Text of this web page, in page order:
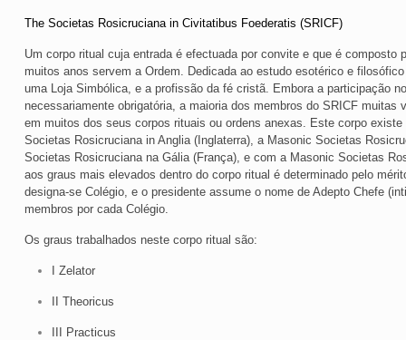
The Societas Rosicruciana in Civitatibus Foederatis (SRICF)
Um corpo ritual cuja entrada é efectuada por convite e que é composto
muitos anos servem a Ordem. Dedicada ao estudo esotérico e
uma Loja Simbólica, e a profissão da fé cristã. Embora a participação
necessariamente obrigatória, a maioria dos membros do SRICF muitas
em muitos dos seus corpos rituais ou ordens anexas. Este corpo
Societas Rosicruciana in Anglia (Inglaterra), a Masonic Societas
Societas Rosicruciana na Gália (França), e com a Masonic Societas
aos graus mais elevados dentro do corpo ritual é determinado pelo
designa-se Colégio, e o presidente assume o nome de Adepto Chefe
membros por cada Colégio.
Os graus trabalhados neste corpo ritual são:
I Zelator
II Theoricus
III Practicus